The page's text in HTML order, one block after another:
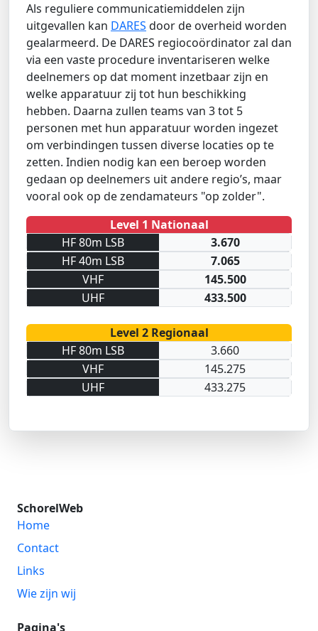
Als reguliere communicatiemiddelen zijn
uitgevallen kan DARES door de overheid worden
gealarmeerd. De DARES regiocoördinator zal dan
via een vaste procedure inventariseren welke
deelnemers op dat moment inzetbaar zijn en
welke apparatuur zij tot hun beschikking
hebben. Daarna zullen teams van 3 tot 5
personen met hun apparatuur worden ingezet
om verbindingen tussen diverse locaties op te
zetten. Indien nodig kan een beroep worden
gedaan op deelnemers uit andere regio’s, maar
vooral ook op de zendamateurs "op zolder".
Level 1 Nationaal
HF 80m LSB
3.670
HF 40m LSB
7.065
VHF
145.500
UHF
433.500
Level 2 Regionaal
HF 80m LSB
3.660
VHF
145.275
UHF
433.275
SchorelWeb
Home
Contact
Links
Wie zijn wij
Pagina's